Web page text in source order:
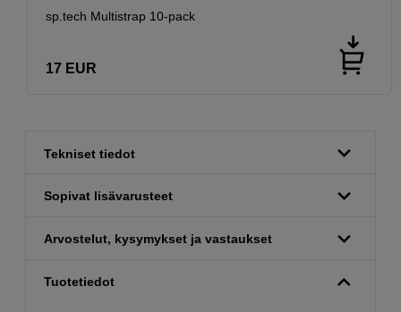
sp.tech Multistrap 10-pack
17 EUR
Tekniset tiedot
Sopivat lisävarusteet
Arvostelut, kysymykset ja vastaukset
Tuotetiedot